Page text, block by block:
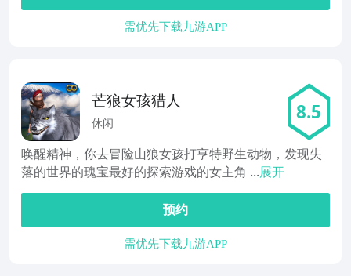
需优先下载九游APP
芒狼女孩猎人
休闲 8.5
唤醒精神，你去冒险山狼女孩打亨特野生动物，发现失
落的世界的瑰宝最好的探索游戏的女主角 ...展开
预约
需优先下载九游APP